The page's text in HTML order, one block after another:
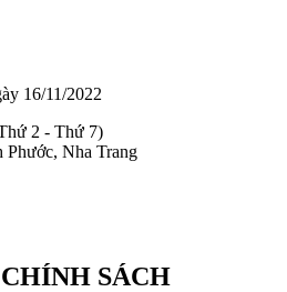
16/11/2022
2 - Thứ 7)
Nha Trang
SÁCH